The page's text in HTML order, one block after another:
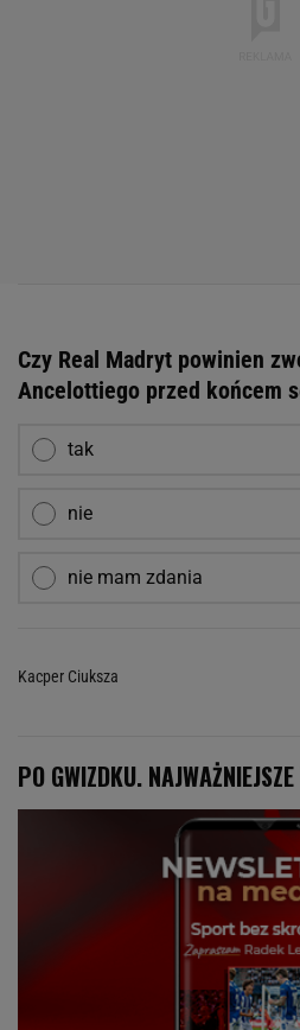
Czy Real Madryt powinien
Ancelottiego przed końcem
tak
nie
nie mam zdania
Kacper Ciuksza